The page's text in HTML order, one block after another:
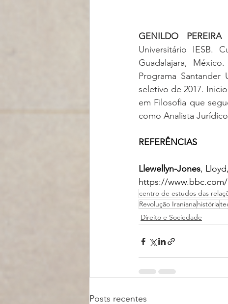
GENILDO PEREIRA
Universitário IESB.
Guadalajara,
Programa
seletivo de 2017.
em Filosofia que
como Analista
REFERÊNCIAS
Llewellyn-Jones,
https://
centro de estudos das
Revolução Iranianahistória
Direito e Sociedade
Posts recentes